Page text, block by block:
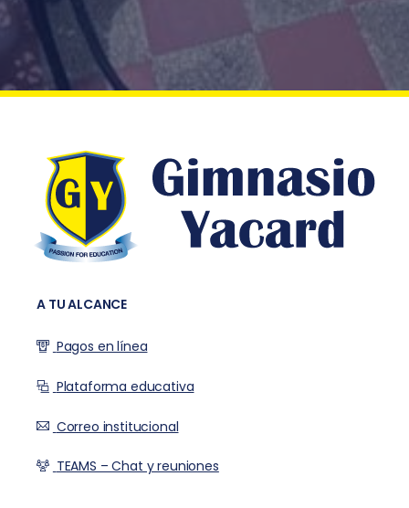
A TU ALCANCE
Pagos en línea
Plataforma educativa
Correo institucional
TEAMS – Chat y reuniones